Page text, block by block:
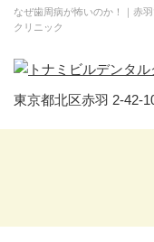
なぜ歯周病が怖いのか！｜赤
クリニック
東京都北区赤羽 2-42-